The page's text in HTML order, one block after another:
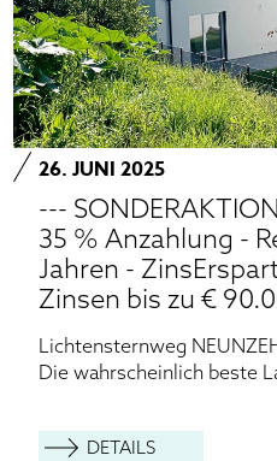
26. JUNI 2025
---
35 % Anzahlung -
Jahren -
Zinsen bis zu €
Lichtensternweg
Die wahrscheinlich beste
DETAILS